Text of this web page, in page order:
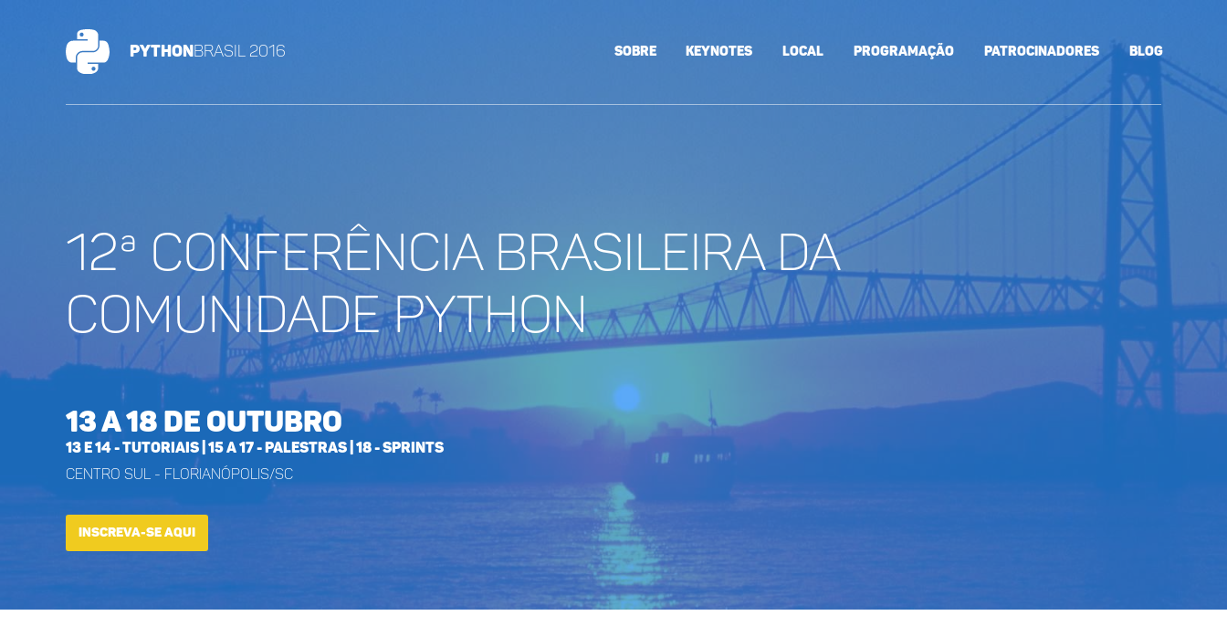
PythonBrasil 2016 Sobre Keynotes Local Programação Patrocinadores Blog
12ª conferência brasileira da
comunidade Python
13 a 18 de Outubro
13 e 14 - Tutoriais | 15 a 17 - Palestras | 18 - Sprints
Centro Sul - Florianópolis/SC
INSCREVA-SE AQUI